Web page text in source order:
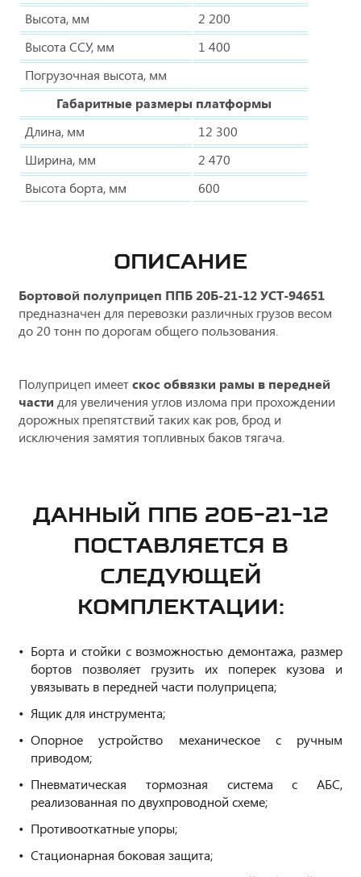
Высота, мм
2 200
Высота ССУ, мм
1 400
Погрузочная высота, мм
Габаритные размеры платформы
Длина, мм
12 300
Ширина, мм
2 470
Высота борта, мм
600
ОПИСАНИЕ
Бортовой полуприцеп ППБ 20Б-21-12 УСТ-94651
предназначен для перевозки различных грузов весом
до 20 тонн по дорогам общего пользования.
Полуприцеп имеетскос обвязки рамы в передней
части для увеличения углов излома при прохождении
дорожных препятствий таких как ров, брод и
исключения замятия топливных баков тягача.
ДАННЫЙ ППБ 20Б-21-12
ПОСТАВЛЯЕТСЯ В
СЛЕДУЮЩЕЙ
КОМПЛЕКТАЦИИ:
Борта и стойки с возможностью демонтажа, размер
бортов позволяет грузить их поперек кузова и
увязывать в передней части полуприцепа;
Ящик для инструмента;
Опорное устройство механическое с ручным
приводом;
Пневматическая тормозная
система с АБС,
реализованная по двухпроводной схеме;
Противооткатные упоры;
Стационарная боковая защита;